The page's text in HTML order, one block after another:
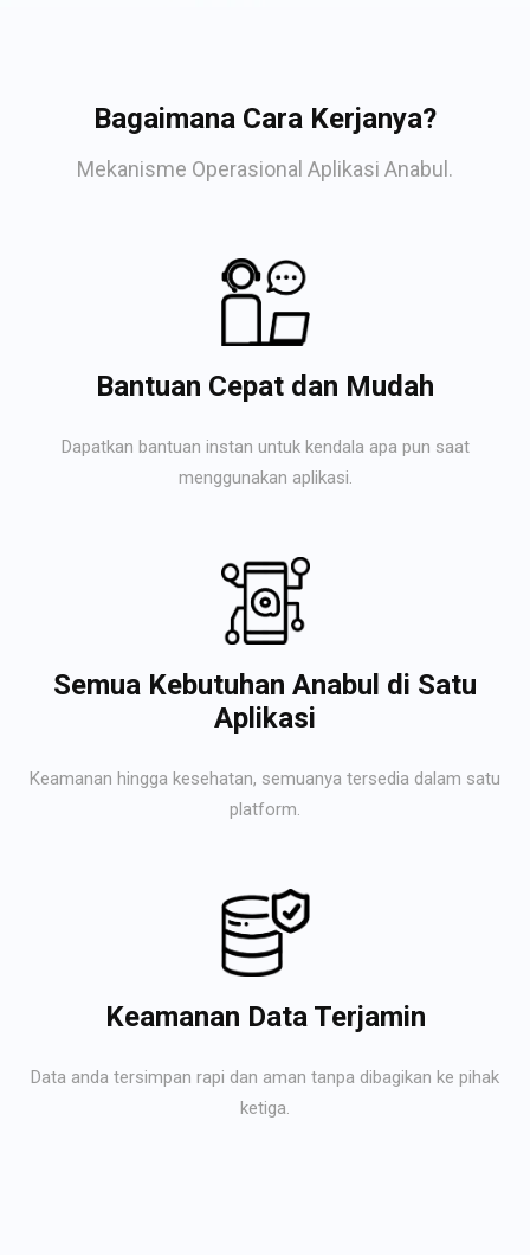
Bagaimana Cara Kerjanya?
Mekanisme Operasional Aplikasi Anabul.
Bantuan Cepat dan Mudah
Dapatkan bantuan instan untuk kendala apa pun saat
menggunakan aplikasi.
Semua Kebutuhan Anabul di Satu
Aplikasi
Keamanan hingga kesehatan, semuanya tersedia dalam satu
platform.
Keamanan Data Terjamin
Data anda tersimpan rapi dan aman tanpa dibagikan ke pihak
ketiga.